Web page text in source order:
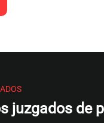
juzgados de